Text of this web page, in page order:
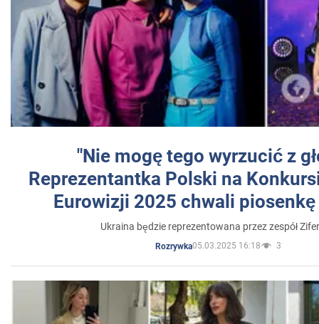
"Nie mogę tego wyrzucić z
Reprezentantka Polski na
Eurowizji 2025 chwali
Ukraina będzie reprezentowana przez zespół
Rozrywka05.03.2025 16:18 3